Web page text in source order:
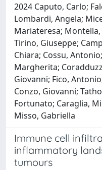
2024 Caputo, Carlo;
Lombardi, Angela;
Mariateresa;
Tirino, Giuseppe;
Chiara; Cossu,
Margherita;
Giovanni; Fico,
Conzo, Giovanni;
Fortunato; Caraglia,
Misso, Gabriella
Immune cell
inflammatory
tumours